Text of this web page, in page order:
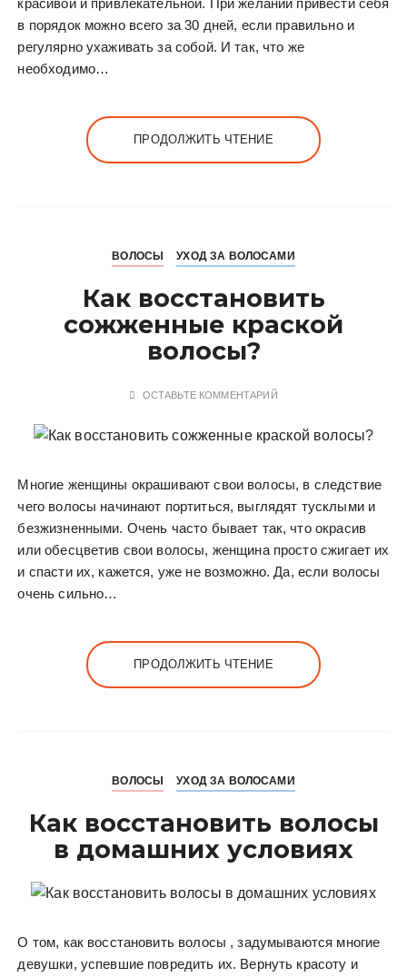
в порядок можно всего за 30 дней, если правильно и
регулярно ухаживать за собой. И так, что же
необходимо…
ПРОДОЛЖИТЬ ЧТЕНИЕ
ВОЛОСЫ УХОД ЗА ВОЛОСАМИ
Как восстановить
сожженные краской
волосы?
ОСТАВЬТЕ КОММЕНТАРИЙ
Многие женщины окрашивают свои волосы, в следствие
чего волосы начинают портиться, выглядят тусклыми и
безжизненными. Очень часто бывает так, что окрасив
или обесцветив свои волосы, женщина просто сжигает их
и спасти их, кажется, уже не возможно. Да, если волосы
очень сильно…
ПРОДОЛЖИТЬ ЧТЕНИЕ
ВОЛОСЫ УХОД ЗА ВОЛОСАМИ
Как восстановить волосы
в домашних условиях
О том, как восстановить волосы , задумываются многие
девушки, успевшие повредить их. Вернуть красоту и